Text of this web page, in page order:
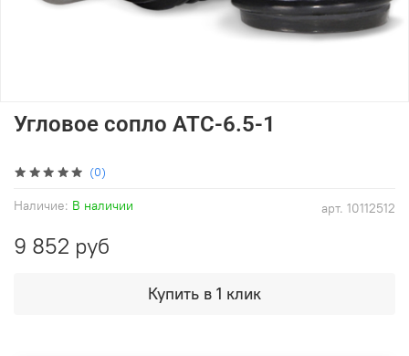
(0)
арт. 10112512
Наличие: В наличии
Угловое сопло ATC-6.5-1
9 852 руб
Купить в 1 клик